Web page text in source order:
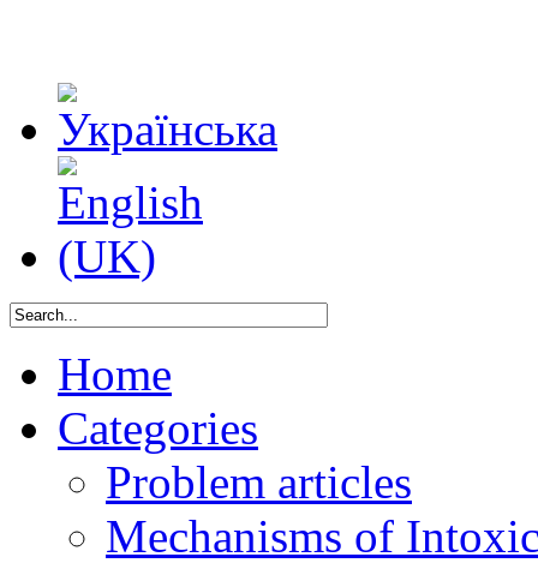
Home
Categories
Problem articles
Mechanisms of